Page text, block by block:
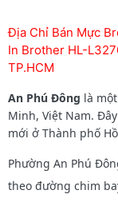
Địa Chỉ Bán Mực
In Brother HL-
TP.HCM
An Phú Đông là
Minh, Việt Nam.
mới ở Thành phố
Phường An Phú
theo đường chim